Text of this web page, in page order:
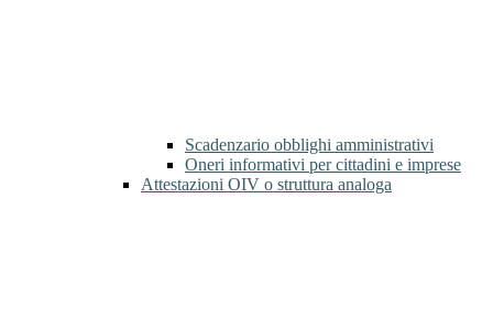
Scadenzario obblighi amministrativi
Oneri informativi per cittadini e imprese
Attestazioni OIV o struttura analoga